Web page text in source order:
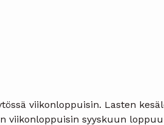
viikonloppuisin. Lasten
viikonloppuisin syyskuun